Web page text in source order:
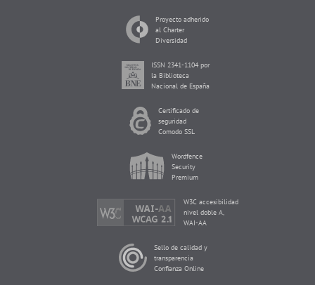
Proyecto adherido
al Charter
Diversidad
ISSN 2341-1104 por
la Biblioteca
Nacional de España
Certificado de
seguridad
Comodo SSL
Wordfence
Security
Premium
W3C accesibilidad
nivel doble A,
WAI-AA
Sello de calidad y
transparencia
Confianza Online